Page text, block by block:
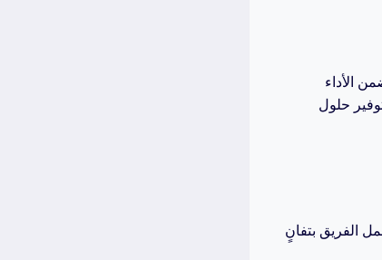
الأداء
حلول
الفريق بتفانٍ